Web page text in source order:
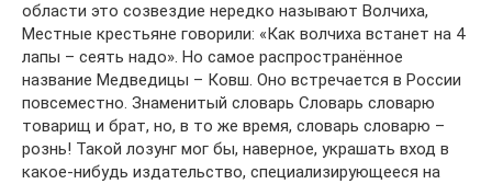
области это созвездие нередко называют Волчиха,
Местные крестьяне говорили: «Как волчиха встанет на 4
лапы – сеять надо». Но самое распространённое
название Медведицы – Ковш. Оно встречается в России
повсеместно. Знаменитый словарь Словарь словарю
товарищ и брат, но, в то же время, словарь словарю –
рознь! Такой лозунг мог бы, наверное, украшать вход в
какое-нибудь издательство, специализирующееся на